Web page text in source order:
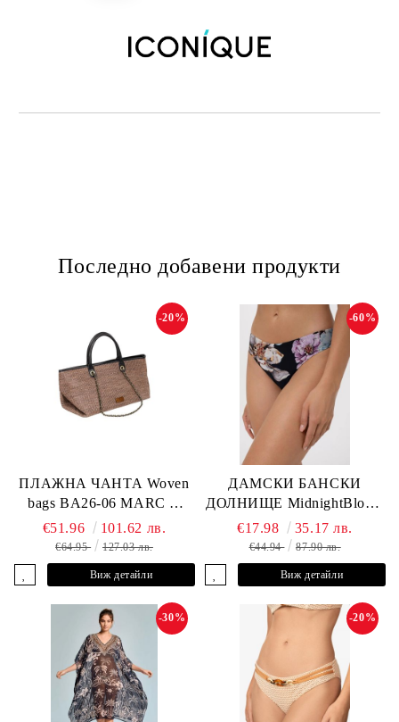
Последно добавени продукти
ПЛАЖНА ЧАНТА Woven
bags BA26-06 MARC &
ANDRE
-20%
€51.96 101.62 лв.
€64.95 127.03 лв.
Виж детайли
ДАМСКИ БАНСКИ
ДОЛНИЩЕ MidnightBloom
L2505-Z-MCR MARC &
ANDRE
-60%
€17.98 35.17 лв.
€44.94 87.90 лв.
Виж детайли
-30% -20%